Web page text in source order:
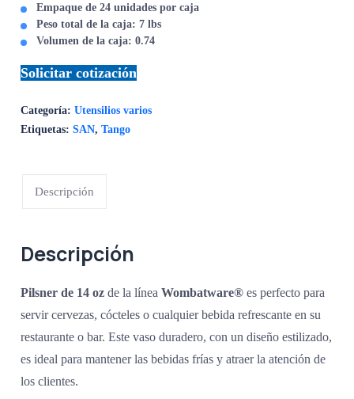
Empaque de 24 unidades por caja
Peso total de la caja: 7 lbs
Volumen de la caja: 0.74
Solicitar cotización
Categoría:Utensilios varios
Etiquetas:SAN,Tango
Descripción
Descripción
Pilsner de 14 oz de la líneaWombatware® es perfecto para
servir cervezas, cócteles o cualquier bebida refrescante en su
restaurante o bar. Este vaso duradero, con un diseño estilizado,
es ideal para mantener las bebidas frías y atraer la atención de
los clientes.